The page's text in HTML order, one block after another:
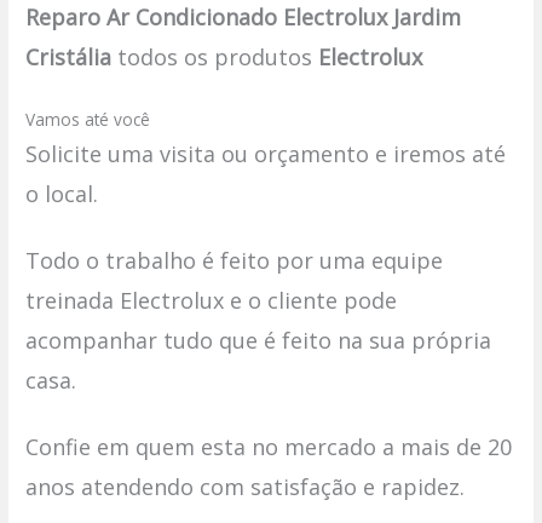
Reparo Ar Condicionado Electrolux Jardim
Cristália todos os produtos Electrolux
Vamos até você
Solicite uma visita ou orçamento e iremos até
o local.
Todo o trabalho é feito por uma equipe
treinada Electrolux e o cliente pode
acompanhar tudo que é feito na sua própria
casa.
Confie em quem esta no mercado a mais de 20
anos atendendo com satisfação e rapidez.